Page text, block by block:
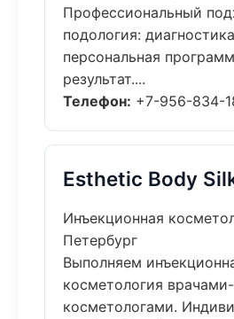
Профессиональный
подология:
персональная
результат....
Телефон: +7-956-834-
Esthetic Body
Инъекционная
Петербург
Выполняем
косметология врачами-
косметологами.